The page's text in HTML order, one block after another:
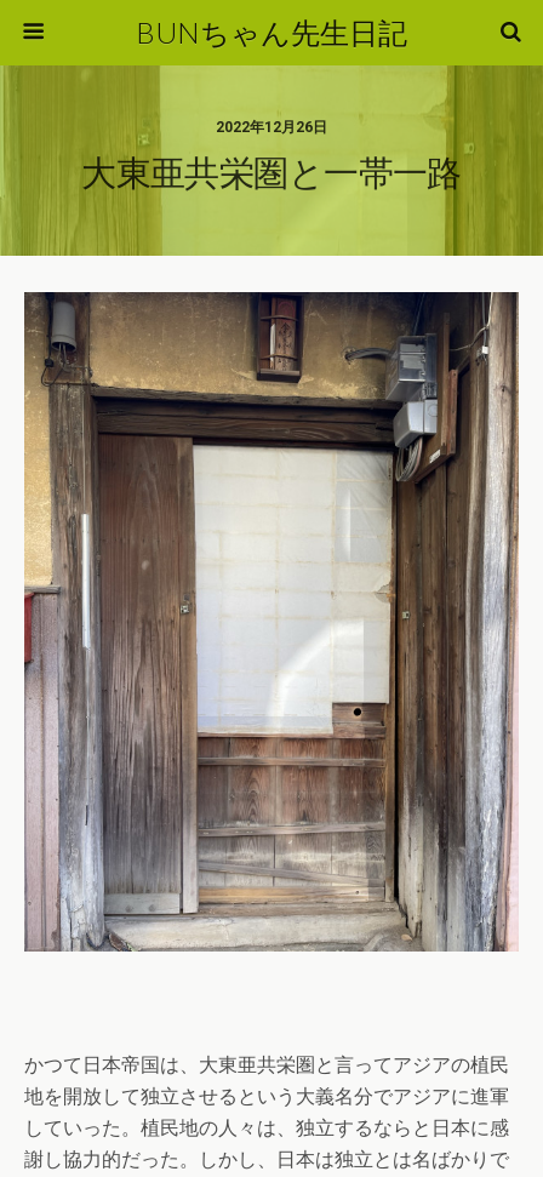
BUNちゃん先生日記
2022年12月26日
大東亜共栄圏と一帯一路
かつて日本帝国は、大東亜共栄圏と言ってアジアの植民
地を開放して独立させるという大義名分でアジアに進軍
していった。植民地の人々は、独立するならと日本に感
謝し協力的だった。しかし、日本は独立とは名ばかりで